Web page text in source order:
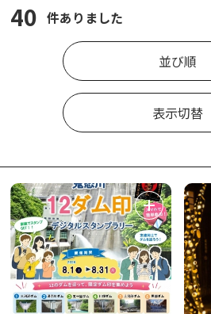
40 件ありました
並び順
表示切替